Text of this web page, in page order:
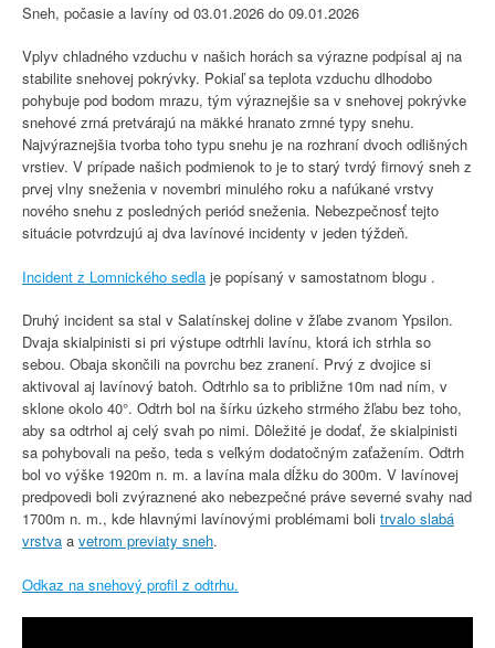
Sneh, počasie a lavíny od 03.01.2026 do 09.01.2026
Vplyv chladného vzduchu v našich horách sa výrazne podpísal aj na
stabilite snehovej pokrývky. Pokiaľ sa teplota vzduchu dlhodobo
pohybuje pod bodom mrazu, tým výraznejšie sa v snehovej pokrývke
snehové zrná pretvárajú na mäkké hranato zrnné typy snehu.
Najvýraznejšia tvorba toho typu snehu je na rozhraní dvoch odlišných
vrstiev. V prípade našich podmienok to je to starý tvrdý firnový sneh z
prvej vlny sneženia v novembri minulého roku a nafúkané vrstvy
nového snehu z posledných periód sneženia. Nebezpečnosť tejto
situácie potvrdzujú aj dva lavínové incidenty v jeden týždeň.
Incident z Lomnického sedla je popísaný v samostatnom blogu .
Druhý incident sa stal v Salatínskej doline v žľabe zvanom Ypsilon.
Dvaja skialpinisti si pri výstupe odtrhli lavínu, ktorá ich strhla so
sebou. Obaja skončili na povrchu bez zranení. Prvý z dvojice si
aktivoval aj lavínový batoh. Odtrhlo sa to približne 10m nad ním, v
sklone okolo 40°. Odtrh bol na šírku úzkeho strmého žľabu bez toho,
aby sa odtrhol aj celý svah po nimi. Dôležité je dodať, že skialpinisti
sa pohybovali na pešo, teda s veľkým dodatočným zaťažením. Odtrh
bol vo výške 1920m n. m. a lavína mala dĺžku do 300m. V lavínovej
predpovedi boli zvýraznené ako nebezpečné práve severné svahy nad
1700m n. m., kde hlavnými lavínovými problémami boli trvalo slabá
vrstva a vetrom previaty sneh.
Odkaz na snehový profil z odtrhu.